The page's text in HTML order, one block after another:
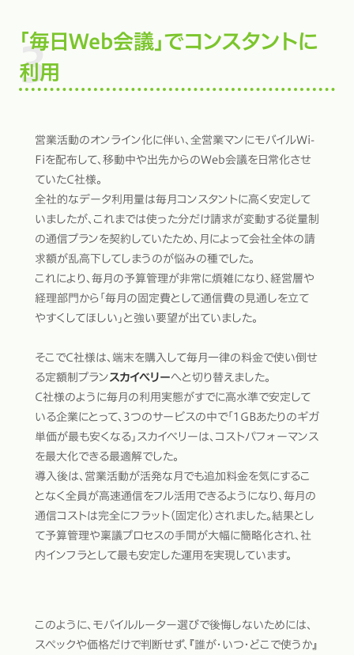
「毎日Web会議」でコンスタントに
利用
営業活動のオンライン化に伴い、全営業マンにモバイルWi-
Fiを配布して、移動中や出先からのWeb会議を日常化させ
ていたC社様。
全社的なデータ利用量は毎月コンスタントに高く安定して
いましたが、これまでは使った分だけ請求が変動する従量制
の通信プランを契約していたため、月によって会社全体の請
求額が乱高下してしまうのが悩みの種でした。
これにより、毎月の予算管理が非常に煩雑になり、経営層や
経理部門から「毎月の固定費として通信費の見通しを立て
やすくしてほしい」と強い要望が出ていました。
そこでC社様は、端末を購入して毎月一律の料金で使い倒せ
る定額制プランスカイベリーへと切り替えました。
C社様のように毎月の利用実態がすでに高水準で安定して
いる企業にとって、3つのサービスの中で「1GBあたりのギガ
単価が最も安くなる」スカイベリーは、コストパフォーマンス
を最大化できる最適解でした。
導入後は、営業活動が活発な月でも追加料金を気にするこ
となく全員が高速通信をフル活用できるようになり、毎月の
通信コストは完全にフラット（固定化）されました。結果とし
て予算管理や稟議プロセスの手間が大幅に簡略化され、社
内インフラとして最も安定した運用を実現しています。
このように、モバイルルーター選びで後悔しないためには、
スペックや価格だけで判断せず、『誰が・いつ・どこで使うか』